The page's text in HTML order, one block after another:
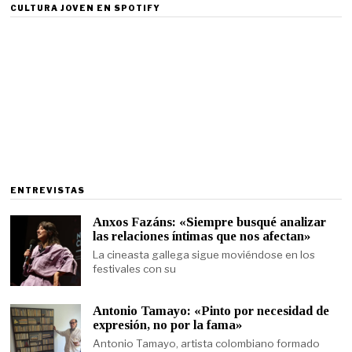
CULTURA JOVEN EN SPOTIFY
ENTREVISTAS
Anxos Fazáns: «Siempre busqué analizar
las relaciones íntimas que nos afectan»
La cineasta gallega sigue moviéndose en los
festivales con su
Antonio Tamayo: «Pinto por necesidad de
expresión, no por la fama»
Antonio Tamayo, artista colombiano formado